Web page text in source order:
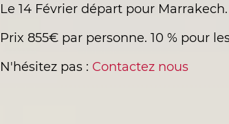
Le 14 Février départ pour Marrakech.
Prix 855€ par personne. 10 % pour
N'hésitez pas : Contactez nous